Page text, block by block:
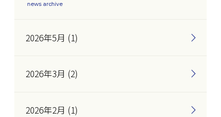
news archive
2026年5月 (1)
2026年3月 (2)
2026年2月 (1)